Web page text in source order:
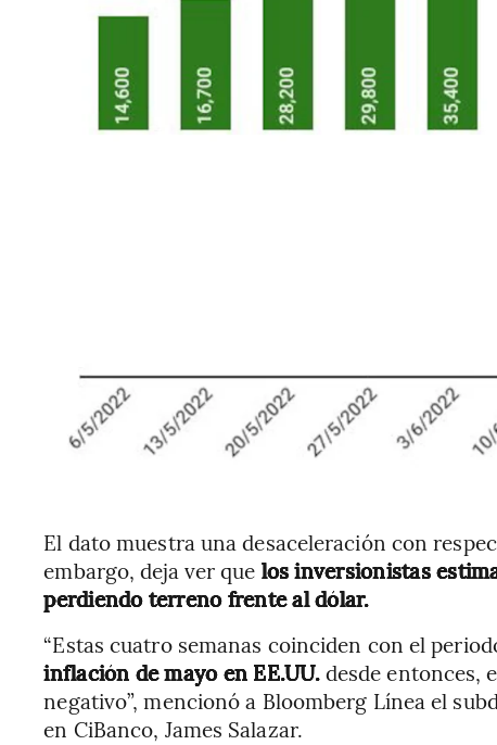
El dato muestra una desaceleración con
embargo, deja ver que los inversionistas
perdiendo terreno frente al dólar.
“Estas cuatro semanas coinciden con el
inflación de mayo en EE.UU.desde entonces,
negativo”, mencionó a Bloomberg Línea el
en CiBanco, James Salazar.